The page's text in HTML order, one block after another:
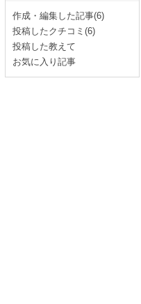
作成・編集した記事(6)
投稿したクチコミ(6)
投稿した教えて
お気に入り記事